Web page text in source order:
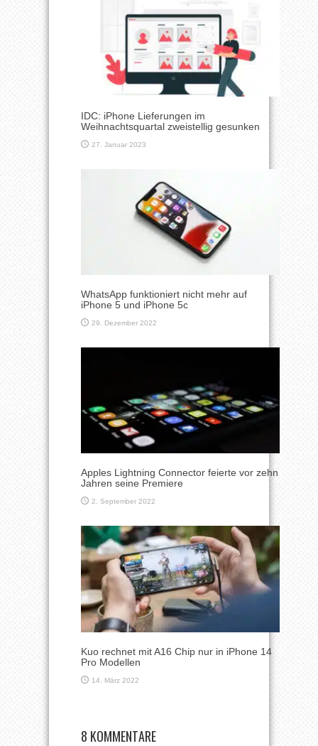
IDC: iPhone Lieferungen im
Weihnachtsquartal zweistellig gesunken
27. Januar 2023
WhatsApp funktioniert nicht mehr auf
iPhone 5 und iPhone 5c
29. Dezember 2022
Apples Lightning Connector feierte vor zehn
Jahren seine Premiere
2. September 2022
Kuo rechnet mit A16 Chip nur in iPhone 14
Pro Modellen
14. März 2022
8 KOMMENTARE